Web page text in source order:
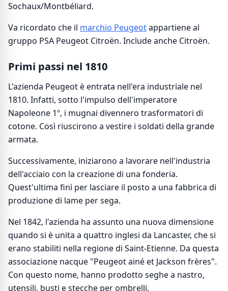
Sochaux/Montbéliard.
Va ricordato che il marchio Peugeotappartiene al
gruppo PSA Peugeot Citroën. Include anche Citroën.
Primi passi nel 1810
L'azienda Peugeot è entrata nell'era industriale nel
1810. Infatti, sotto l'impulso dell'imperatore
Napoleone 1º, i mugnai divennero trasformatori di
cotone. Così riuscirono a vestire i soldati della grande
armata.
Successivamente, iniziarono a lavorare nell'industria
dell'acciaio con la creazione di una fonderia.
Quest'ultima finì per lasciare il posto a una fabbrica di
produzione di lame per sega.
Nel 1842, l'azienda ha assunto una nuova dimensione
quando si è unita a quattro inglesi da Lancaster, che si
erano stabiliti nella regione di Saint-Etienne. Da questa
associazione nacque "Peugeot ainé et Jackson frères".
Con questo nome, hanno prodotto seghe a nastro,
utensili, busti e stecche per ombrelli.